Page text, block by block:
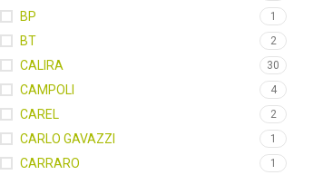
BP 1
BT 2
CALIRA 30
CAMPOLI 4
CAREL 2
CARLO GAVAZZI 1
CARRARO 1